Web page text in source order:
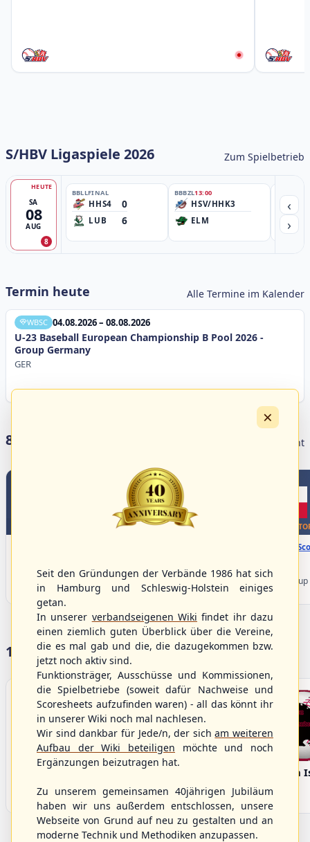
S/HBV Ligaspiele 2026 Zum Spielbetrieb
SA
08
AUG
HEUTE
8
BBLLFINAL
HHS4 0
LUB 6
BBBZL13:00
HSV/HHK3
ELM
‹
›
Termin heute Alle Termine im Kalender
WBSC 04.08.2026 – 08.08.2026
U-23 Baseball European Championship B Pool 2026 -
Group Germany
GER
8 Livestreams heute Livestream Übersicht
0
TOP 5
U-23 Baseball European
Championship B Pool 2026 - Group
WBSC Europe
Box-
U-23 Baseball European
Championship B Pool 2026 - Group
Germany
17 Vereine im S/HBV
Bargenstedt
Elmshorn Alligators Fehmarn
×
Seit den Gründungen der Verbände 1986 hat sich
in Hamburg und Schleswig-Holstein einiges
getan.
In unserer verbandseigenen Wiki findet ihr dazu
einen ziemlich guten Überblick über die Vereine,
die es mal gab und die, die dazugekommen bzw.
jetzt noch aktiv sind.
Funktionsträger, Ausschüsse und Kommissionen,
die Spielbetriebe (soweit dafür Nachweise und
Scoresheets aufzufinden waren) - all das könnt ihr
in unserer Wiki noch mal nachlesen.
Wir sind dankbar für Jede/n, der sicham weiteren
Aufbau der Wiki beteiligen möchte und noch
Ergänzungen beizutragen hat.
Zu unserem gemeinsamen 40jährigen Jubiläum
haben wir uns außerdem entschlossen, unsere
Webseite von Grund auf neu zu gestalten und an
moderne Technik und Methodiken anzupassen.